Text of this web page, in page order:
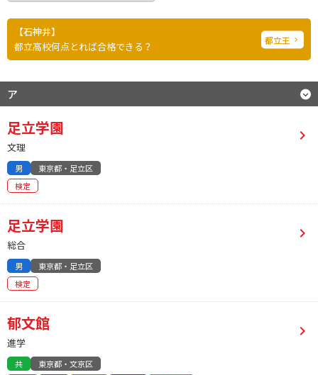
石神井
都立高校何点とれば合格できる？
都立王
ア
足立学園
文理
男
東京都・足立区
検定
足立学園
総合
男
東京都・足立区
検定
郁文館
進学
共
東京都・文京区